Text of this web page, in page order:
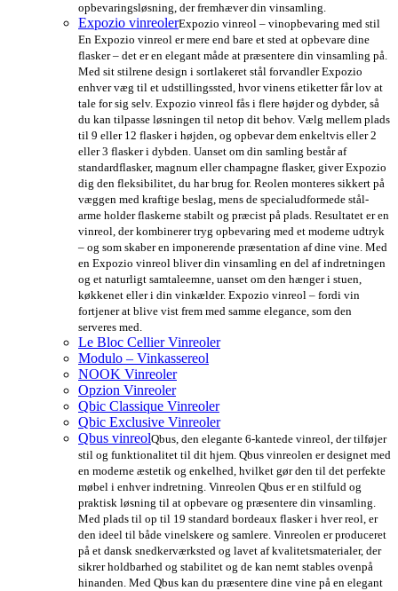
opbevaringsløsning, der fremhæver din vinsamling.
Expozio vinreolerExpozio vinreol – vinopbevaring med stil
En Expozio vinreol er mere end bare et sted at opbevare dine
flasker – det er en elegant måde at præsentere din vinsamling på.
Med sit stilrene design i sortlakeret stål forvandler Expozio
enhver væg til et udstillingssted, hvor vinens etiketter får lov at
tale for sig selv. Expozio vinreol fås i flere højder og dybder, så
du kan tilpasse løsningen til netop dit behov. Vælg mellem plads
til 9 eller 12 flasker i højden, og opbevar dem enkeltvis eller 2
eller 3 flasker i dybden. Uanset om din samling består af
standardflasker, magnum eller champagne flasker, giver Expozio
dig den fleksibilitet, du har brug for. Reolen monteres sikkert på
væggen med kraftige beslag, mens de specialudformede stål-
arme holder flaskerne stabilt og præcist på plads. Resultatet er en
vinreol, der kombinerer tryg opbevaring med et moderne udtryk
– og som skaber en imponerende præsentation af dine vine. Med
en Expozio vinreol bliver din vinsamling en del af indretningen
og et naturligt samtaleemne, uanset om den hænger i stuen,
køkkenet eller i din vinkælder. Expozio vinreol – fordi vin
fortjener at blive vist frem med samme elegance, som den
serveres med.
Le Bloc Cellier Vinreoler
Modulo – Vinkassereol
NOOK Vinreoler
Opzion Vinreoler
Qbic Classique Vinreoler
Qbic Exclusive Vinreoler
Qbus vinreolQbus, den elegante 6-kantede vinreol, der tilføjer
stil og funktionalitet til dit hjem. Qbus vinreolen er designet med
en moderne æstetik og enkelhed, hvilket gør den til det perfekte
møbel i enhver indretning. Vinreolen Qbus er en stilfuld og
praktisk løsning til at opbevare og præsentere din vinsamling.
Med plads til op til 19 standard bordeaux flasker i hver reol, er
den ideel til både vinelskere og samlere. Vinreolen er produceret
på et dansk snedkerværksted og lavet af kvalitetsmaterialer, der
sikrer holdbarhed og stabilitet og de kan nemt stables ovenpå
hinanden. Med Qbus kan du præsentere dine vine på en elegant